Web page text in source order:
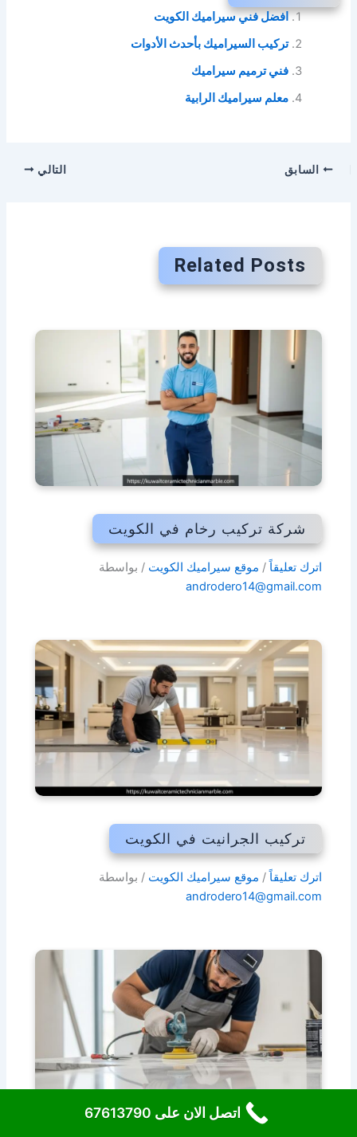
افضل فني سيراميك الكويت
تركيب السيراميك بأحدث الأدوات
فني ترميم سيراميك
معلم سيراميك الرابية
السابق التالي
Related Posts
شركة تركيب رخام في الكويت
اترك تعليقاً / موقع سيراميك الكويت / بواسطة
androdero14@gmail.com
تركيب الجرانيت في الكويت
اترك تعليقاً / موقع سيراميك الكويت / بواسطة
androdero14@gmail.com
اتصل الان على 67613790